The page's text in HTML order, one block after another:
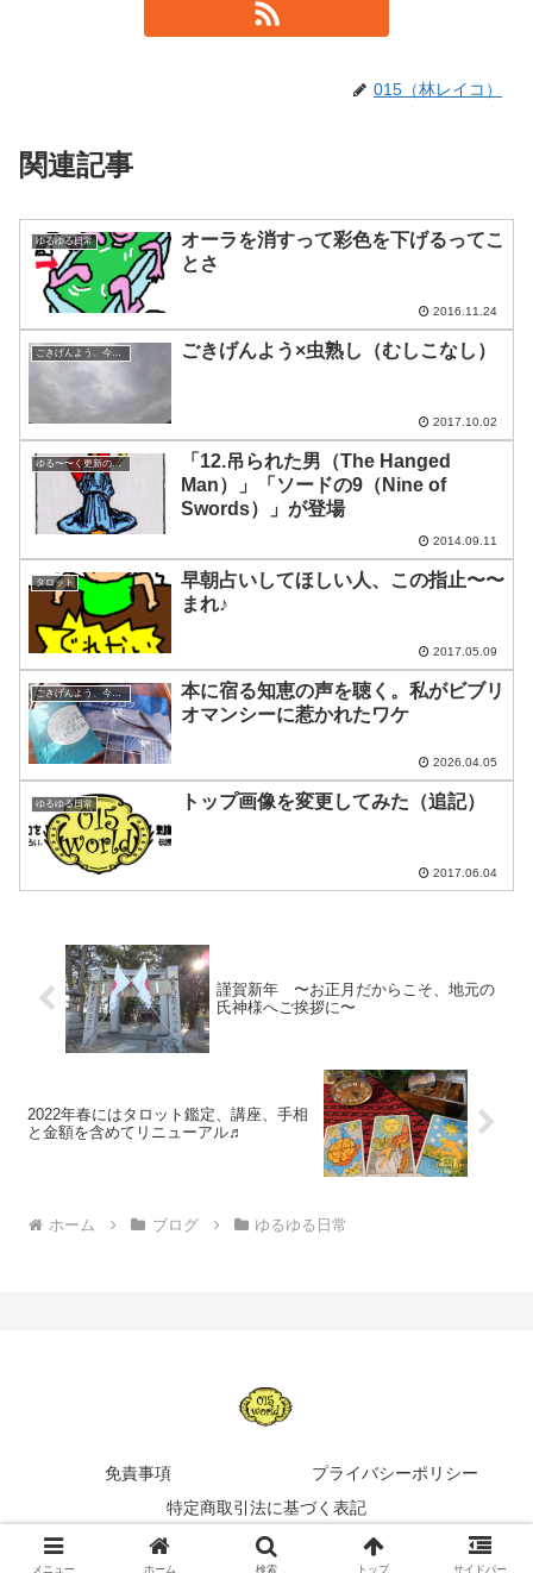
015（林レイコ）
関連記事
ゆるゆる日常
オーラを消すって彩色を下げるってこ
とさ
2016.11.24
ごきげんよう、今日の空 ごきげんよう×虫熟し（むしこなし）
2017.10.02
ゆる〜〜く更新の日めくり
「12.吊られた男（The Hanged
Man）」「ソードの9（Nine of
Swords）」が登場
2014.09.11
タロット
早朝占いしてほしい人、この指止〜〜
まれ♪
2017.05.09
ごきげんよう、今日の空
本に宿る知恵の声を聴く。私がビブリ
オマンシーに惹かれたワケ
2026.04.05
ゆるゆる日常 トップ画像を変更してみた（追記）
2017.06.04
謹賀新年 〜お正月だからこそ、地元の
氏神様へご挨拶に〜
2022年春にはタロット鑑定、講座、手相
と金額を含めてリニューアル♬
ホーム ブログ ゆるゆる日常
免責事項
プライバシーポリシー
特定商取引法に基づく表記
Copyright © 2014-2026 015の世界 All Rights Reserved.
メニュー ホーム 検索 トップ サイドバー